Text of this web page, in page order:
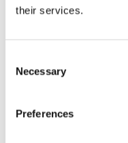
their services.
Selection
Necessary
Preferences